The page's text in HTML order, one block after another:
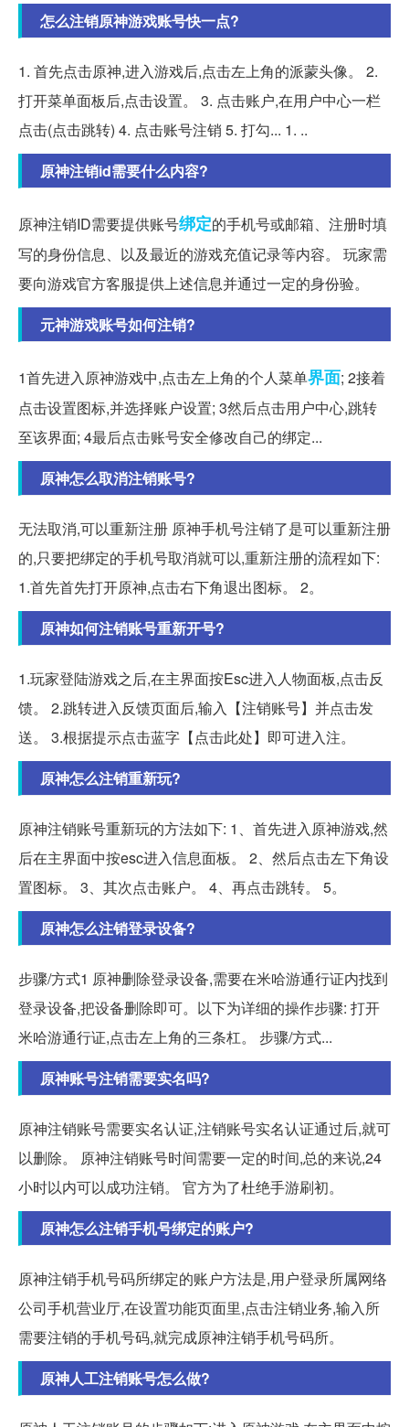
怎么注销原神游戏账号快一点?
1. 首先点击原神,进入游戏后,点击左上角的派蒙头像。 2.
打开菜单面板后,点击设置。 3. 点击账户,在用户中心一栏
点击(点击跳转) 4. 点击账号注销 5. 打勾... 1. ..
原神注销id需要什么内容?
原神注销ID需要提供账号绑定的手机号或邮箱、注册时填
写的身份信息、以及最近的游戏充值记录等内容。 玩家需
要向游戏官方客服提供上述信息并通过一定的身份验。
元神游戏账号如何注销?
1首先进入原神游戏中,点击左上角的个人菜单界面; 2接着
点击设置图标,并选择账户设置; 3然后点击用户中心,跳转
至该界面; 4最后点击账号安全修改自己的绑定...
原神怎么取消注销账号?
无法取消,可以重新注册 原神手机号注销了是可以重新注册
的,只要把绑定的手机号取消就可以,重新注册的流程如下:
1.首先首先打开原神,点击右下角退出图标。 2。
原神如何注销账号重新开号?
1.玩家登陆游戏之后,在主界面按Esc进入人物面板,点击反
馈。 2.跳转进入反馈页面后,输入【注销账号】并点击发
送。 3.根据提示点击蓝字【点击此处】即可进入注。
原神怎么注销重新玩?
原神注销账号重新玩的方法如下: 1、首先进入原神游戏,然
后在主界面中按esc进入信息面板。 2、然后点击左下角设
置图标。 3、其次点击账户。 4、再点击跳转。 5。
原神怎么注销登录设备?
步骤/方式1 原神删除登录设备,需要在米哈游通行证内找到
登录设备,把设备删除即可。以下为详细的操作步骤: 打开
米哈游通行证,点击左上角的三条杠。 步骤/方式...
原神账号注销需要实名吗?
原神注销账号需要实名认证,注销账号实名认证通过后,就可
以删除。 原神注销账号时间需要一定的时间,总的来说,24
小时以内可以成功注销。 官方为了杜绝手游刷初。
原神怎么注销手机号绑定的账户?
原神注销手机号码所绑定的账户方法是,用户登录所属网络
公司手机营业厅,在设置功能页面里,点击注销业务,输入所
需要注销的手机号码,就完成原神注销手机号码所。
原神人工注销账号怎么做?